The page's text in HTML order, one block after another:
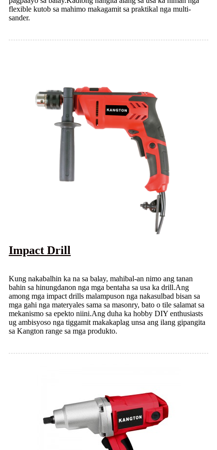
flexible kutob sa mahimo makagamit sa praktikal nga multi-
sander.
Impact Drill
Kung nakabalhin ka na sa balay, mahibal-an nimo ang tanan
bahin sa hinungdanon nga mga bentaha sa usa ka drill.Ang
among mga impact drills malampuson nga nakasulbad bisan sa
mga gahi nga materyales sama sa masonry, bato o tile salamat sa
mekanismo sa epekto niini.Ang duha ka hobby DIY enthusiasts
ug ambisyoso nga tiggamit makakaplag unsa ang ilang gipangita
sa Kangton range sa mga produkto.